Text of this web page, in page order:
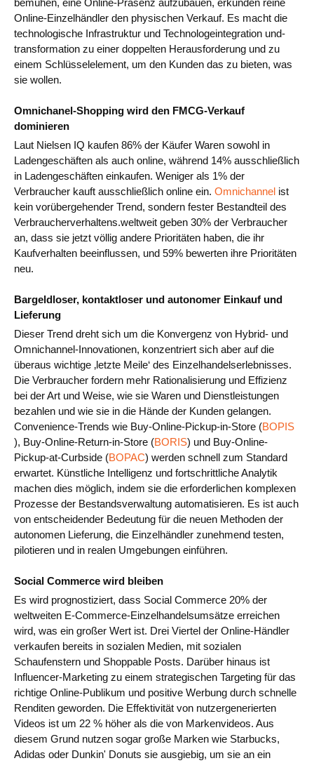
bemühen, eine Online-Präsenz aufzubauen, erkunden reine
Online-Einzelhändler den physischen Verkauf. Es macht die
technologische Infrastruktur und Technologeintegration und-
transformation zu einer doppelten Herausforderung und zu
einem Schlüsselelement, um den Kunden das zu bieten, was
sie wollen.
Omnichanel-Shopping wird den FMCG-Verkauf
dominieren
Laut Nielsen IQ kaufen 86% der Käufer Waren sowohl in
Ladengeschäften als auch online, während 14% ausschließlich
in Ladengeschäften einkaufen. Weniger als 1% der
Verbraucher kauft ausschließlich online ein. Omnichannel ist
kein vorübergehender Trend, sondern fester Bestandteil des
Verbraucherverhaltens.weltweit geben 30% der Verbraucher
an, dass sie jetzt völlig andere Prioritäten haben, die ihr
Kaufverhalten beeinflussen, und 59% bewerten ihre Prioritäten
neu.
Bargeldloser, kontaktloser und autonomer Einkauf und
Lieferung
Dieser Trend dreht sich um die Konvergenz von Hybrid- und
Omnichannel-Innovationen, konzentriert sich aber auf die
überaus wichtige ‚letzte Meile‘ des Einzelhandelserlebnisses.
Die Verbraucher fordern mehr Rationalisierung und Effizienz
bei der Art und Weise, wie sie Waren und Dienstleistungen
bezahlen und wie sie in die Hände der Kunden gelangen.
Convenience-Trends wie Buy-Online-Pickup-in-Store (BOPIS
), Buy-Online-Return-in-Store (BORIS) und Buy-Online-
Pickup-at-Curbside (BOPAC) werden schnell zum Standard
erwartet. Künstliche Intelligenz und fortschrittliche Analytik
machen dies möglich, indem sie die erforderlichen komplexen
Prozesse der Bestandsverwaltung automatisieren. Es ist auch
von entscheidender Bedeutung für die neuen Methoden der
autonomen Lieferung, die Einzelhändler zunehmend testen,
pilotieren und in realen Umgebungen einführen.
Social Commerce wird bleiben
Es wird prognostiziert, dass Social Commerce 20% der
weltweiten E-Commerce-Einzelhandelsumsätze erreichen
wird, was ein großer Wert ist. Drei Viertel der Online-Händler
verkaufen bereits in sozialen Medien, mit sozialen
Schaufenstern und Shoppable Posts. Darüber hinaus ist
Influencer-Marketing zu einem strategischen Targeting für das
richtige Online-Publikum und positive Werbung durch schnelle
Renditen geworden. Die Effektivität von nutzergenerierten
Videos ist um 22 % höher als die von Markenvideos. Aus
diesem Grund nutzen sogar große Marken wie Starbucks,
Adidas oder Dunkin' Donuts sie ausgiebig, um sie an ein